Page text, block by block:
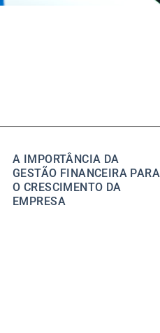
A IMPORTÂNCIA DA
GESTÃO FINANCEIRA PARA
O CRESCIMENTO DA
EMPRESA